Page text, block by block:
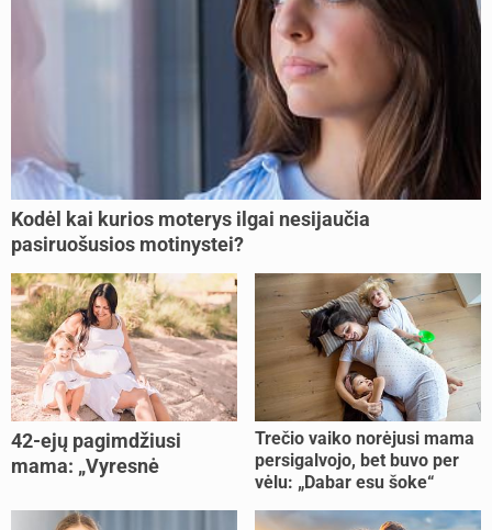
Kodėl kai kurios moterys ilgai nesijaučia
pasiruošusios motinystei?
42-ejų pagimdžiusi
mama: „Vyresnė
lengviau“
Trečio vaiko norėjusi mama
persigalvojo, bet buvo per
vėlu: „Dabar esu šoke“